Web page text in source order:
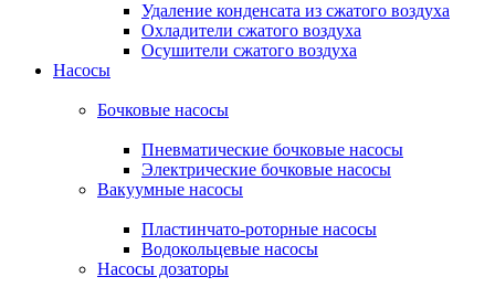
Удаление конденсата из сжатого воздуха
Охладители сжатого воздуха
Осушители сжатого воздуха
Насосы
Бочковые насосы
Пневматические бочковые насосы
Электрические бочковые насосы
Вакуумные насосы
Пластинчато-роторные насосы
Водокольцевые насосы
Насосы дозаторы